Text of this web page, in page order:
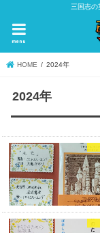
三国志の
menu
HOME 2024年
2024年